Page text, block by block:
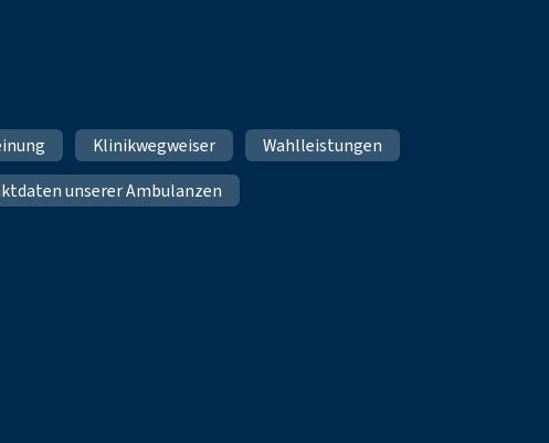
Klinikwegweiser
Wahlleistungen
unserer Ambulanzen